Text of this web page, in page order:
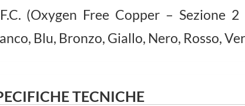
(Oxygen Free Copper – Sezione
Blu, Bronzo, Giallo, Nero, Rosso,
TECNICHE